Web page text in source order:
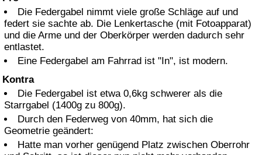
Die Federgabel nimmt viele große Schläge auf und
federt sie sachte ab. Die Lenkertasche (mit Fotoapparat)
und die Arme und der Oberkörper werden dadurch sehr
entlastet.
Eine Federgabel am Fahrrad ist "In", ist modern.
Kontra
Die Federgabel ist etwa 0,6kgschwerer als die
Starrgabel (1400g zu 800g).
Durch den Federweg von 40mm, hat sich die
Geometrie geändert:
Hatte man vorher genügend Platz zwischen Oberrohr